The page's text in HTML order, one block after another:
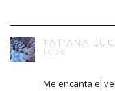
TATIANA
14:25
Me encanta el